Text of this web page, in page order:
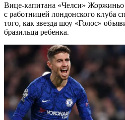
Вице-капитана «Челси»
с работницей лондонского клуба
того, как звезда шоу «Голос»
бразильца ребенка.